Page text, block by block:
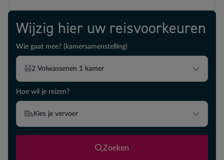
Wijzig hier uw reisvoorkeuren
Wie gaat mee? (kamersamenstelling)
2 Volwassenen 1 kamer
Hoe wil je reizen?
Kies je vervoer
Zoeken